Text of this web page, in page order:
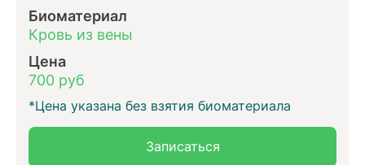
Биоматериал
Кровь из вены
Цена
700 руб
*Цена указана без взятия биоматериала
Записаться